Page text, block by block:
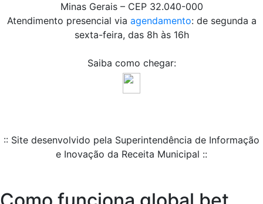
Minas Gerais – CEP 32.040-000
Atendimento presencial via agendamento: de segunda a
sexta-feira, das 8h às 16h
Saiba como chegar:
:: Site desenvolvido pela Superintendência de Informação
e Inovação da Receita Municipal ::